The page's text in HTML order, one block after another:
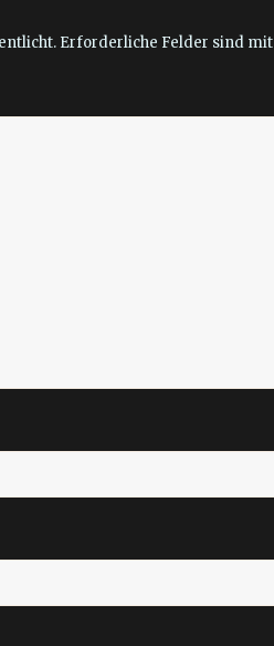
Erforderliche Felder sind mit